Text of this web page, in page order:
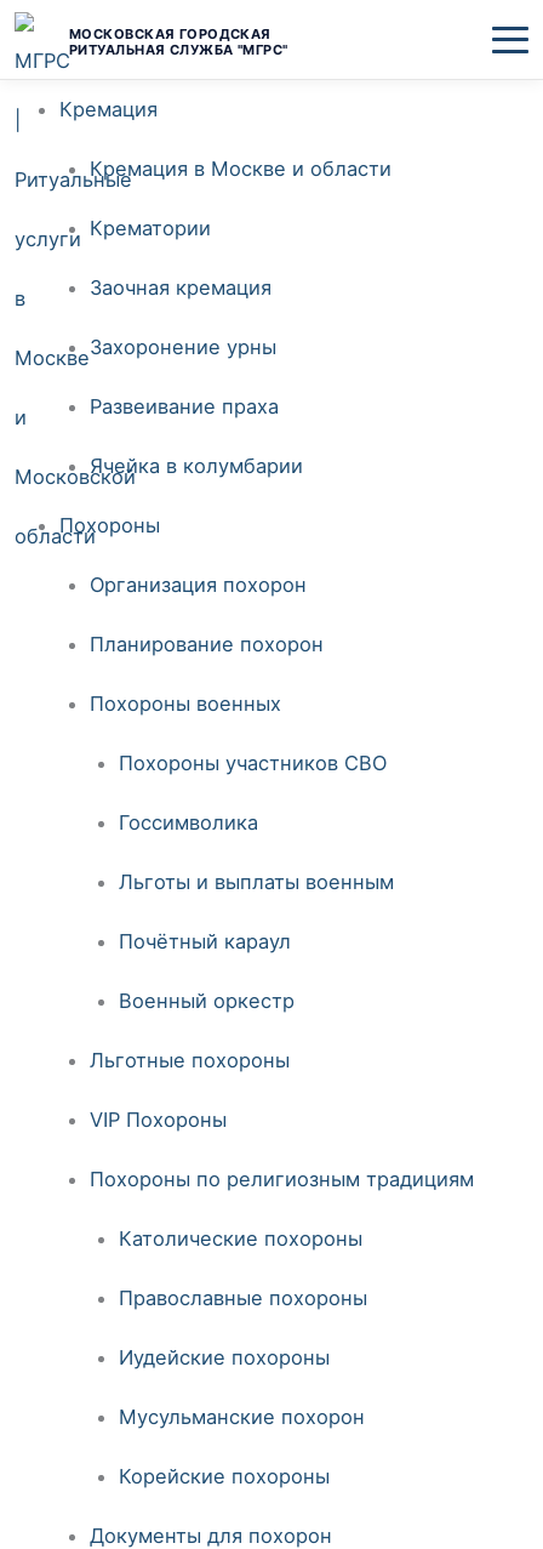
Перейти
к
МОСКОВСКАЯ ГОРОДСКАЯ
РИТУАЛЬНАЯ СЛУЖБА "МГРС"
Кремация
Кремация в Москве и области
Крематории
Заочная кремация
Захоронение урны
Развеивание праха
Ячейка в колумбарии
Похороны
Организация похорон
Планирование похорон
Похороны военных
Похороны участников СВО
Госсимволика
Льготы и выплаты военным
Почётный караул
Военный оркестр
Льготные похороны
VIP Похороны
Похороны по религиозным традициям
Католические похороны
Православные похороны
Иудейские похороны
Мусульманские похорон
Корейские похороны
Документы для похорон